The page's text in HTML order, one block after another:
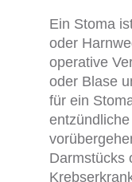
Ein Stoma
oder
operative
oder Blase
für ein
Darmstücks